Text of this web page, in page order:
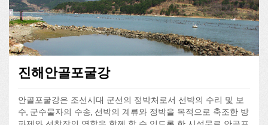
진해안골포굴강
안골포굴강은 조선시대 군선의 정박처로서 선박의 수리 및 보
수, 군수물자의 수송, 선박의 계류와 정박을 목적으로 축조한 방